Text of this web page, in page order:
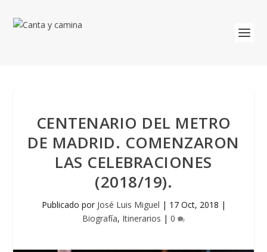
CENTENARIO DEL METRO
DE MADRID. COMENZARON
LAS CELEBRACIONES
(2018/19).
Publicado por José Luis Miguel | 17 Oct, 2018 |
Biografía, Itinerarios | 0